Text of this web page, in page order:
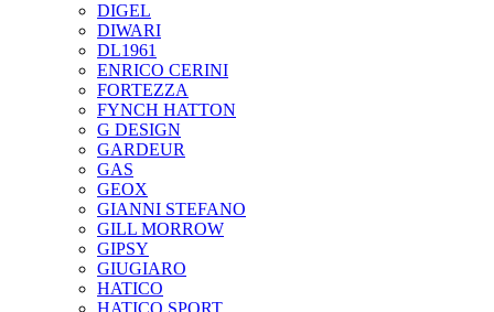
DIGEL
DIWARI
DL1961
ENRICO CERINI
FORTEZZA
FYNCH HATTON
G DESIGN
GARDEUR
GAS
GEOX
GIANNI STEFANO
GILL MORROW
GIPSY
GIUGIARO
HATICO
HATICO SPORT